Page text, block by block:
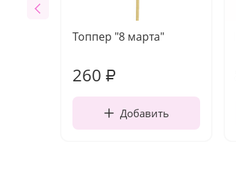
Топпер "8 марта"
260 ₽
Добавить